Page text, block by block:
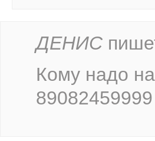
ДЕНИС
Кому надо
89082459999